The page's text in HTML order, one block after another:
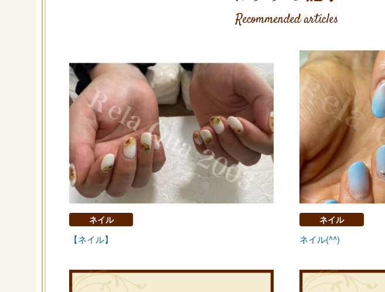
Recommended articles
ネイル
【ネイル】
ネイル
ネイル(^^)